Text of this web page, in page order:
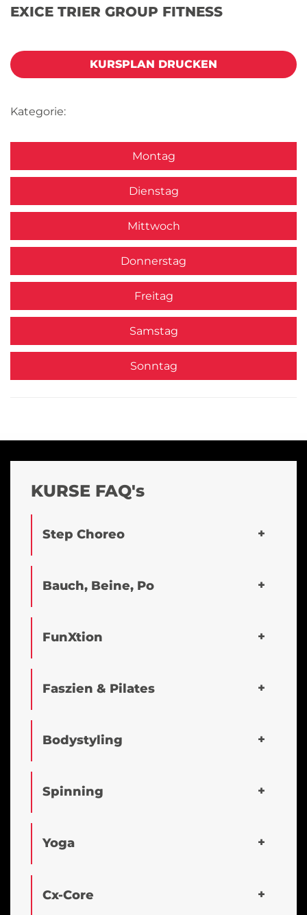
EXICE TRIER GROUP FITNESS
KURSPLAN DRUCKEN
Kategorie:
Montag
Dienstag
Mittwoch
Donnerstag
Freitag
Samstag
Sonntag
KURSE FAQ's
Step Choreo
Bauch, Beine, Po
FunXtion
Faszien & Pilates
Bodystyling
Spinning
Yoga
Cx-Core